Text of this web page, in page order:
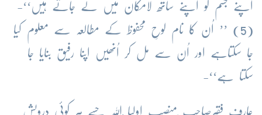
اپنے جسم کو اپنے ساتھ لامکان میں لے جاتے ہیں‘‘-
(5) ’’ اُن کا نام لوحِ محفوظ کے مطالعہ سے معلوم کیا
جا سکتاہے اور اُن سے مل کر اُنھیں اپنا رفیق بنایا جا
سکتا ہے‘‘-
عارف فقیرصاحب ِمنصب اولیا ٔاللہ جسے ہر کوئی درویش